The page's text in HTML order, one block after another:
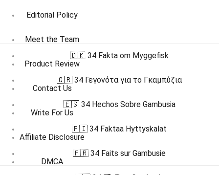
Editorial Policy
Meet the Team
Product Review
Contact Us
Write For Us
Affiliate Disclosure
DMCA
🇩🇰 34 Fakta om Myggefisk
🇬🇷 34 Γεγονότα για το Γκαμπύζια
🇪🇸 34 Hechos Sobre Gambusia
🇫🇮 34 Faktaa Hyttyskalat
🇫🇷 34 Faits sur Gambusie